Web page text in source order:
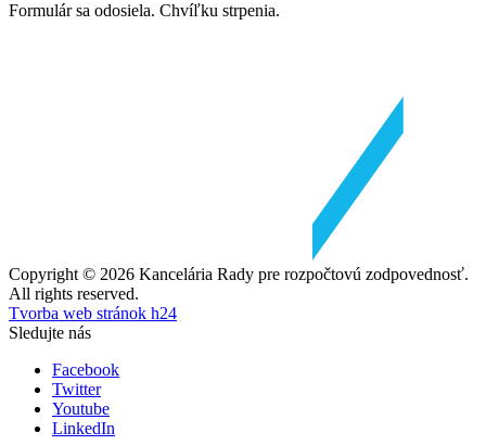
Formulár sa odosiela. Chvíľku strpenia.
Copyright © 2026 Kancelária Rady pre rozpočtovú zodpovednosť.
All rights reserved.
Tvorba web stránok h24
Sledujte nás
Facebook
Twitter
Youtube
LinkedIn